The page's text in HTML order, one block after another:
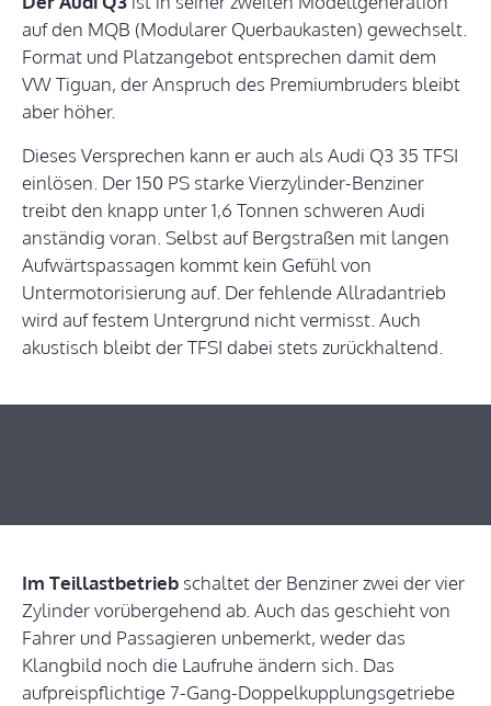
auf den MQB (Modularer Querbaukasten) gewechselt.
Format und Platzangebot entsprechen damit dem
VW Tiguan, der Anspruch des Premiumbruders bleibt
aber höher.
Dieses Versprechen kann er auch als Audi Q3 35 TFSI
einlösen. Der 150 PS starke Vierzylinder-Benziner
treibt den knapp unter 1,6 Tonnen schweren Audi
anständig voran. Selbst auf Bergstraßen mit langen
Aufwärtspassagen kommt kein Gefühl von
Untermotorisierung auf. Der fehlende Allradantrieb
wird auf festem Untergrund nicht vermisst. Auch
akustisch bleibt der TFSI dabei stets zurückhaltend.
Im Teillastbetrieb schaltet der Benziner zwei der vier
Zylinder vorübergehend ab. Auch das geschieht von
Fahrer und Passagieren unbemerkt, weder das
Klangbild noch die Laufruhe ändern sich. Das
aufpreispflichtige 7-Gang-Doppelkupplungsgetriebe